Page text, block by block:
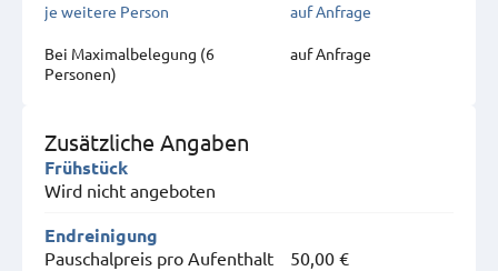
je weitere Person auf Anfrage
Bei Maximal­belegung (6
Personen)
auf Anfrage
Zusätzliche Angaben
Frühstück
Wird nicht angeboten
Endreinigung
Pauschalpreis pro Aufenthalt 50,00 €